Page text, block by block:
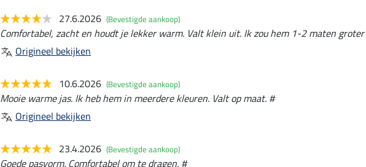
27.6.2026 (Bevestigde aankoop)
Comfortabel, zacht en houdt je lekker warm. Valt klein uit. Ik zou hem 1-2 maten
Origineel bekijken
10.6.2026 (Bevestigde aankoop)
Mooie warme jas. Ik heb hem in meerdere kleuren. Valt op maat. #
Origineel bekijken
23.4.2026 (Bevestigde aankoop)
Goede pasvorm. Comfortabel om te dragen. #